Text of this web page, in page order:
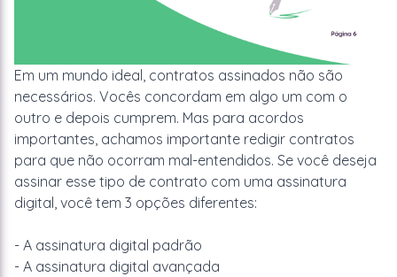
Em um mundo ideal, contratos assinados não são
necessários. Vocês concordam em algo um com o
outro e depois cumprem. Mas para acordos
importantes, achamos importante redigir contratos
para que não ocorram mal-entendidos. Se você deseja
assinar esse tipo de contrato com uma assinatura
digital, você tem 3 opções diferentes:
- A assinatura digital padrão
- A assinatura digital avançada